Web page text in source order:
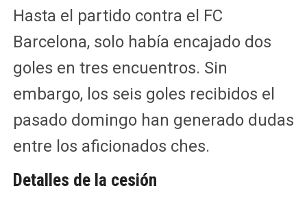
Hasta el partido contra el FC
Barcelona, solo había encajado dos
goles en tres encuentros. Sin
embargo, los seis goles recibidos el
pasado domingo han generado dudas
entre los aficionados ches.
Detalles de la cesión